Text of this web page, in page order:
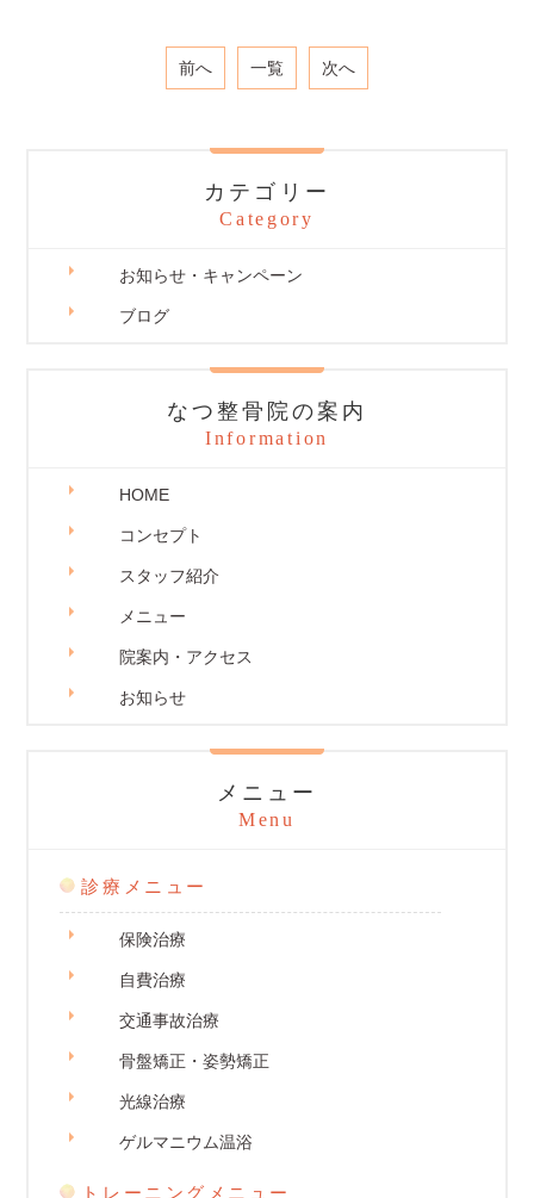
前へ 一覧 次へ
カテゴリー
Category
お知らせ・キャンペーン
ブログ
なつ整骨院の案内
Information
HOME
コンセプト
スタッフ紹介
メニュー
院案内・アクセス
お知らせ
メニュー
Menu
診療メニュー
保険治療
自費治療
交通事故治療
骨盤矯正・姿勢矯正
光線治療
ゲルマニウム温浴
トレーニングメニュー